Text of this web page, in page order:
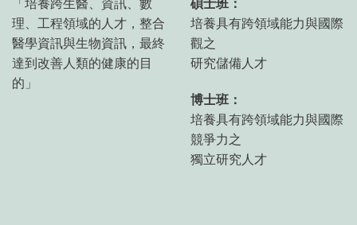
理、工程領域的人才，整合
醫學資訊與生物資訊，最終
達到改善人類的健康的目
的」
培養具有跨領域能力與國際
觀之
研究儲備人才
博士班：
培養具有跨領域能力與國際
競爭力之
獨立研究人才